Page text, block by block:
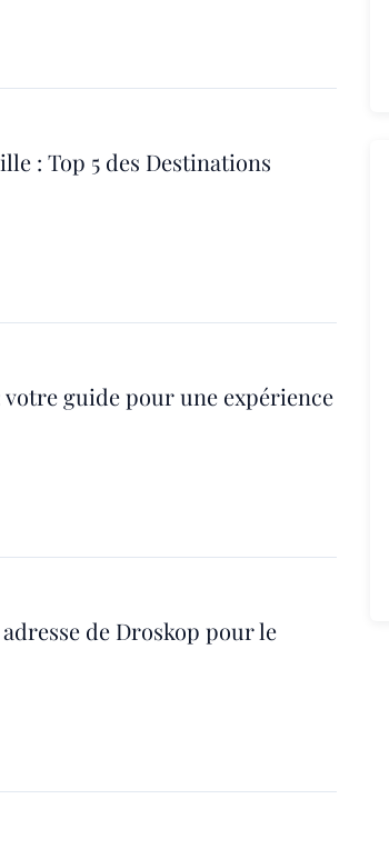
: Top 5 des Destinations
votre guide pour une expérience
de Droskop pour le